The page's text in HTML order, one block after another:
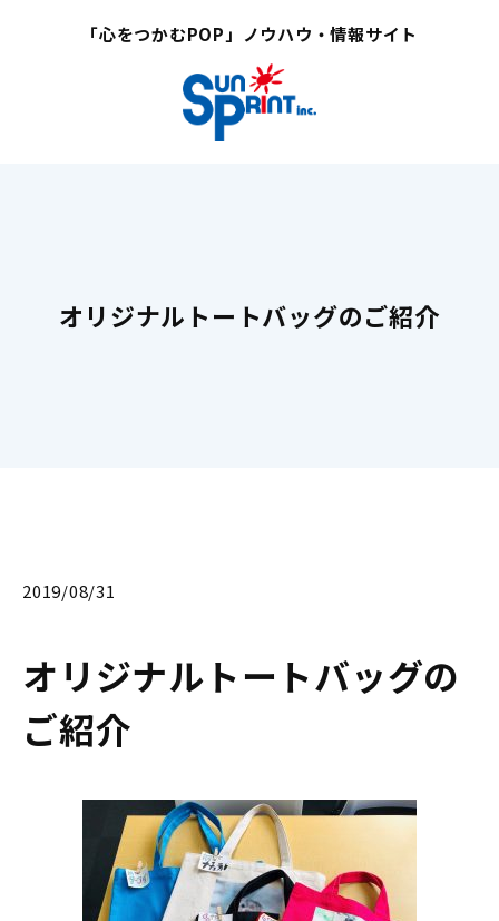
「心をつかむPOP」ノウハウ・情報サイト
オリジナルトートバッグのご紹介
2019/08/31
オリジナルトートバッグの
ご紹介